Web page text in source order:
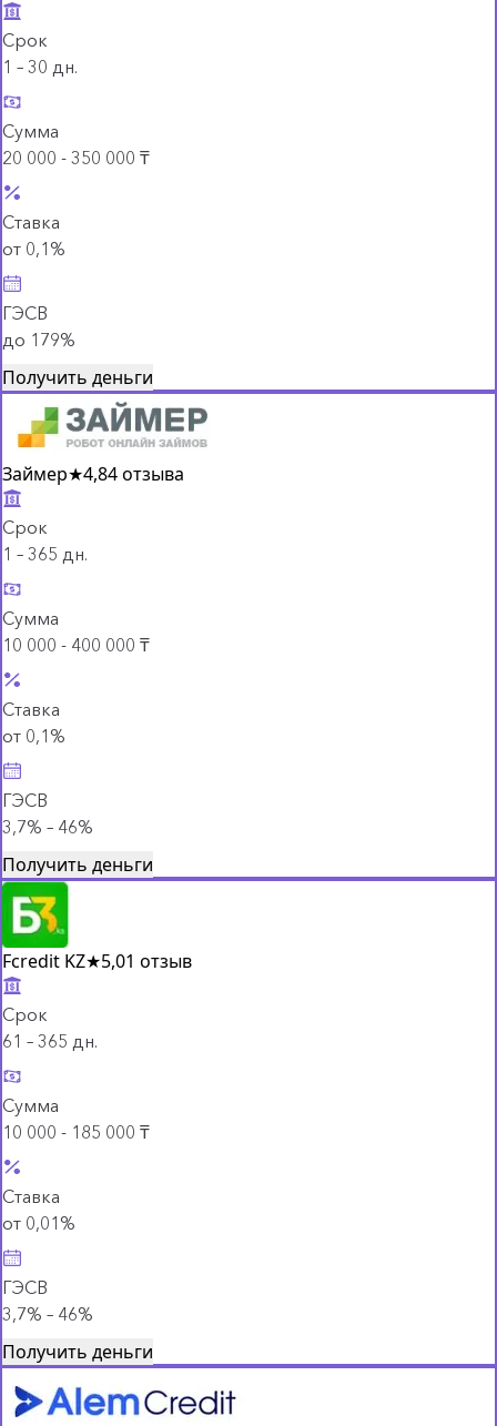
Срок
1 – 30 дн.
Сумма
20 000 - 350 000 ₸
Ставка
от 0,1%
ГЭСВ
до 179%
Получить деньги
Займер★4,84 отзыва
Срок
1 – 365 дн.
Сумма
10 000 - 400 000 ₸
Ставка
от 0,1%
ГЭСВ
3,7% – 46%
Получить деньги
Fcredit KZ★5,01 отзыв
Срок
61 – 365 дн.
Сумма
10 000 - 185 000 ₸
Ставка
от 0,01%
ГЭСВ
3,7% – 46%
Получить деньги